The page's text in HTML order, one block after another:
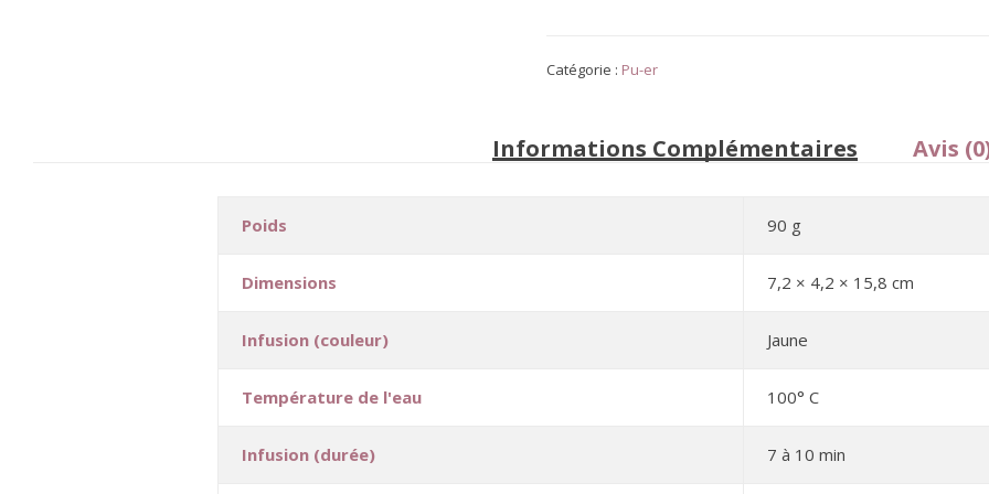
Catégorie : Pu-er
Informations Complémentaires Avis
Poids 90 g
Dimensions 7,2 × 4,2 × 15,8 cm
Infusion (couleur) Jaune
Température de l'eau 100° C
Infusion (durée) 7 à 10 min